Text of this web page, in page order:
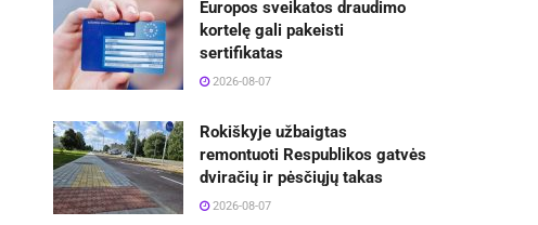
Europos sveikatos draudimo
kortelę gali pakeisti
sertifikatas
2026-08-07
Rokiškyje užbaigtas
remontuoti Respublikos gatvės
dviračių ir pėsčiųjų takas
2026-08-07